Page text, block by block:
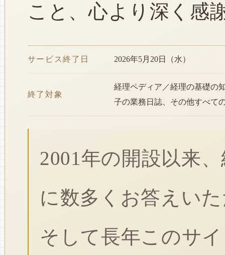
こと、心より深く感
サービス終了日 2026年5月20日（水）
終了対象
経理ペディア／経理の基礎の
子の業務日誌、その他すべて
2001年の開設以来
に数多くお答えい
そして長年このサ